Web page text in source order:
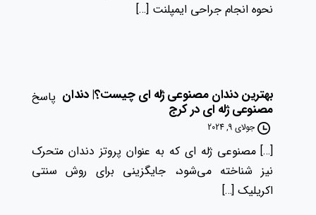
نحوه انجام جراحی ایمپلنت […]
بهترین دندان مصنوعی ژله ای چیست؟| دندان
مصنوعی ژله ای در کرج
پاسخ
جولای 9, 2024
[…] مصنوعی ژله ‌ای که به عنوان پروتز دندان متحرک
نیز شناخته می‌شود، جایگزینی برای روش سنتی
اکریلیک […]